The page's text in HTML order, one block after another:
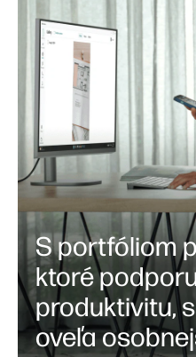
S portfóliom
ktoré
produktivitu,
oveľa